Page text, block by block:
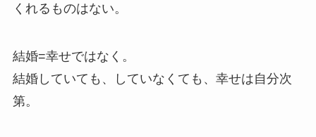
くれるものはない。
⁡結婚=幸せではなく。⁡
結婚していても、していなくても、幸せは自分次
第。⁡